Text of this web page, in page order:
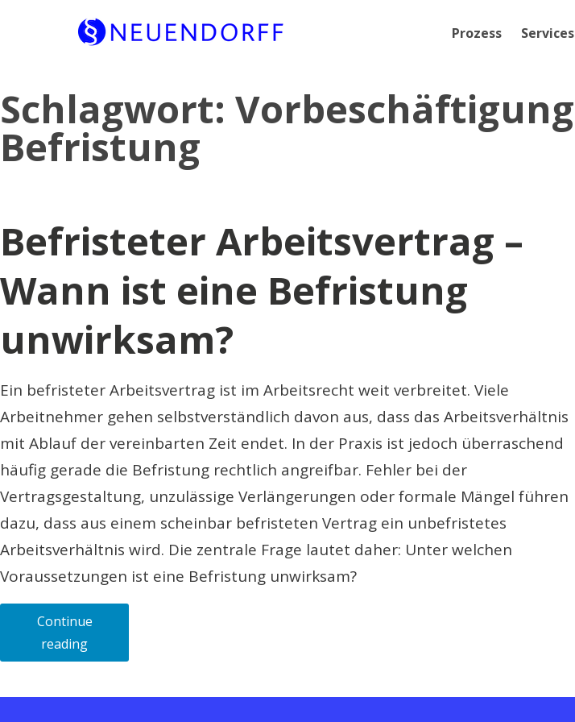
to
content
Prozess Services
Schlagwort: Vorbeschäftigung
Befristung
Befristeter Arbeitsvertrag –
Wann ist eine Befristung
unwirksam?
Ein befristeter Arbeitsvertrag ist im Arbeitsrecht weit verbreitet. Viele
Arbeitnehmer gehen selbstverständlich davon aus, dass das Arbeitsverhältnis
mit Ablauf der vereinbarten Zeit endet. In der Praxis ist jedoch überraschend
häufig gerade die Befristung rechtlich angreifbar. Fehler bei der
Vertragsgestaltung, unzulässige Verlängerungen oder formale Mängel führen
dazu, dass aus einem scheinbar befristeten Vertrag ein unbefristetes
Arbeitsverhältnis wird. Die zentrale Frage lautet daher: Unter welchen
Voraussetzungen ist eine Befristung unwirksam?
Continue
reading„Befristeter
Arbeitsvertrag